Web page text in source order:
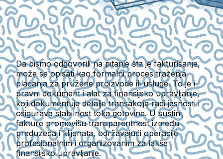
Da bismo odgovorili na pitanje šta je fakturisanje,
može se opisati kao formalni proces traženja
plaćanja za pružene proizvode ili usluge. To je i
pravni dokument i alat za finansijsko upravljanje,
koji dokumentuje detalje transakcije radi jasnosti i
osigurava stabilnost toka gotovine. U suštini,
fakture promovišu transparentnost između
preduzeća i klijenata, održavajući operacije
profesionalnim i organizovanim za lakše
finansijsko upravljanje.